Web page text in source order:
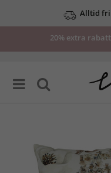
Alltid fri
20% extra rabatt